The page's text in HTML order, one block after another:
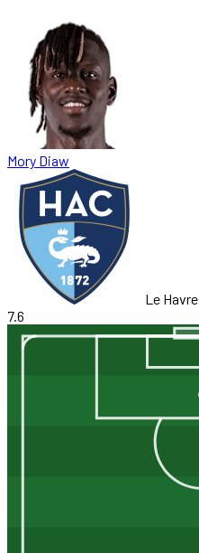
Mory Diaw
Le Havre
7.6